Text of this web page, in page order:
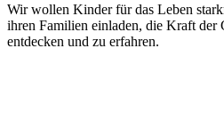
Wir wollen Kinder für das Leben
ihren Familien einladen, die Kraft der
entdecken und zu erfahren.